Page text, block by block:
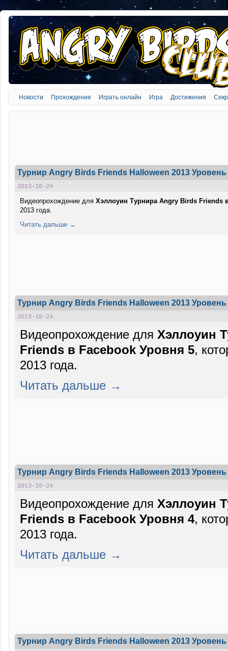
Новости Прохождение Играть онлайн Игра Достижения
Турнир Angry Birds Friends Halloween 2013 Уровень
2013-10-24
Видеопрохождение для Хэллоуин Турнира Angry Birds Friends
2013 года.
Читать дальше →
Турнир Angry Birds Friends Halloween 2013 Уровень
2013-10-24
Видеопрохождение для Хэллоуин
Friends в Facebook Уровня 5,
2013 года.
Читать дальше →
Турнир Angry Birds Friends Halloween 2013 Уровень
2013-10-24
Видеопрохождение для Хэллоуин
Friends в Facebook Уровня 4,
2013 года.
Читать дальше →
Турнир Angry Birds Friends Halloween 2013 Уровень